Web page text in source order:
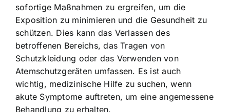
sofortige Maßnahmen zu ergreifen, um die
Exposition zu minimieren und die Gesundheit zu
schützen. Dies kann das Verlassen des
betroffenen Bereichs, das Tragen von
Schutzkleidung oder das Verwenden von
Atemschutzgeräten umfassen. Es ist auch
wichtig, medizinische Hilfe zu suchen, wenn
akute Symptome auftreten, um eine angemessene
Behandlung zu erhalten.